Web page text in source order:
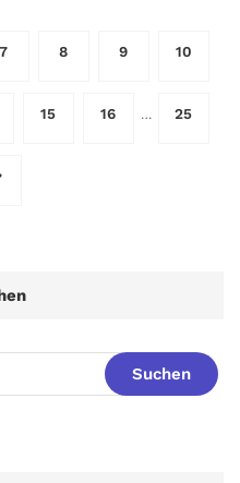
7 8 9 10
15 16 … 25
Suchen